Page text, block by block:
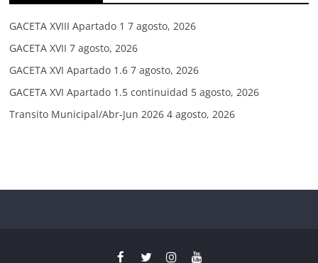
GACETA XVIII Apartado 1 7 agosto, 2026
GACETA XVII 7 agosto, 2026
GACETA XVI Apartado 1.6 7 agosto, 2026
GACETA XVI Apartado 1.5 continuidad 5 agosto, 2026
Transito Municipal/Abr-Jun 2026 4 agosto, 2026